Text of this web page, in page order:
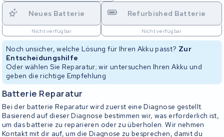
Neues Batterie
Nicht verfügbar
Refurbished Batterie
Nicht verfügbar
Noch unsicher, welche Lösung für Ihren Akku passt? Zur
Entscheidungshilfe
Oder wählen Sie Reparatur; wir untersuchen Ihren Akku und
geben die richtige Empfehlung
Batterie Reparatur
Bei der batterie Reparatur wird zuerst eine Diagnose gestellt.
Basierend auf dieser Diagnose bestimmen wir, was erforderlich ist,
um das batterie zu reparieren oder zu überholen. Wir nehmen
Kontakt mit dir auf, um die Diagnose zu besprechen, damit du